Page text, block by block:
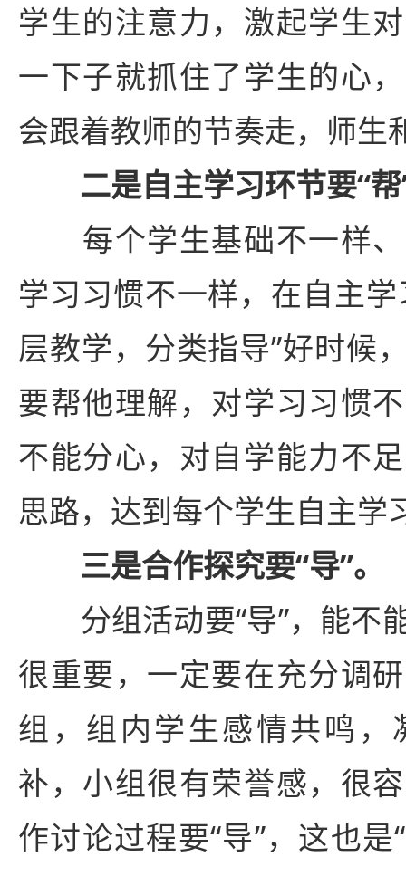
学生的注意力，激起学生
一下子就抓住了学生的心
会跟着教师的节奏走，师生
二是自主学习环节要“
每个学生基础不一样
学习习惯不一样，在自主
层教学，分类指导”好时候
要帮他理解，对学习习惯
不能分心，对自学能力不
思路，达到每个学生自主学
三是合作探究要“导”。
分组活动要“导”，能不
很重要，一定要在充分调
组，组内学生感情共鸣，
补，小组很有荣誉感，很
作讨论过程要“导”，这也